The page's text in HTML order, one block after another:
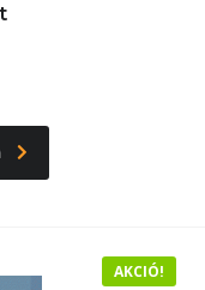
AKCIÓ!